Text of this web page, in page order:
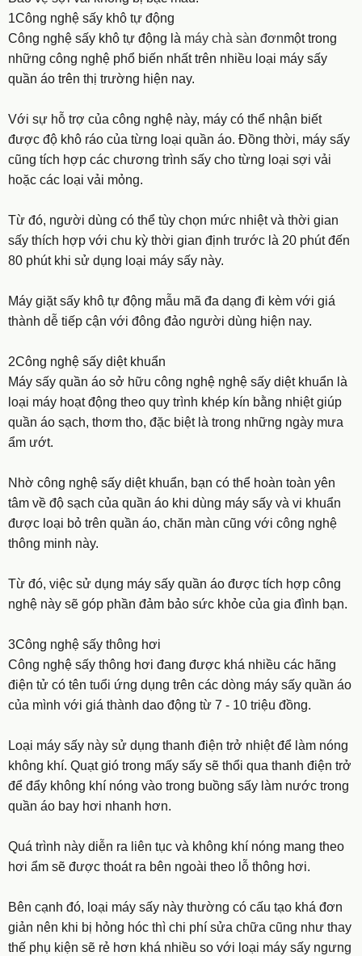
1Công nghệ sấy khô tự động
Công nghệ sấy khô tự động là máy chà sàn đơnmột trong
những công nghệ phổ biến nhất trên nhiều loại máy sấy
quần áo trên thị trường hiện nay.
Với sự hỗ trợ của công nghệ này, máy có thể nhận biết
được độ khô ráo của từng loại quần áo. Đồng thời, máy sấy
cũng tích hợp các chương trình sấy cho từng loại sợi vải
hoặc các loại vải mỏng.
Từ đó, người dùng có thể tùy chọn mức nhiệt và thời gian
sấy thích hợp với chu kỳ thời gian định trước là 20 phút đến
80 phút khi sử dụng loại máy sấy này.
Máy giặt sấy khô tự động mẫu mã đa dạng đi kèm với giá
thành dễ tiếp cận với đông đảo người dùng hiện nay.
2Công nghệ sấy diệt khuẩn
Máy sấy quần áo sở hữu công nghệ nghệ sấy diệt khuẩn là
loại máy hoạt động theo quy trình khép kín bằng nhiệt giúp
quần áo sạch, thơm tho, đặc biệt là trong những ngày mưa
ẩm ướt.
Nhờ công nghệ sấy diệt khuẩn, bạn có thể hoàn toàn yên
tâm về độ sạch của quần áo khi dùng máy sấy và vi khuẩn
được loại bỏ trên quần áo, chăn màn cũng với công nghệ
thông minh này.
Từ đó, việc sử dụng máy sấy quần áo được tích hợp công
nghệ này sẽ góp phần đảm bảo sức khỏe của gia đình bạn.
3Công nghệ sấy thông hơi
Công nghệ sấy thông hơi đang được khá nhiều các hãng
điện tử có tên tuổi ứng dụng trên các dòng máy sấy quần áo
của mình với giá thành dao động từ 7 - 10 triệu đồng.
Loại máy sấy này sử dụng thanh điện trở nhiệt để làm nóng
không khí. Quạt gió trong mấy sấy sẽ thổi qua thanh điện trở
để đẩy không khí nóng vào trong buồng sấy làm nước trong
quần áo bay hơi nhanh hơn.
Quá trình này diễn ra liên tục và không khí nóng mang theo
hơi ẩm sẽ được thoát ra bên ngoài theo lỗ thông hơi.
Bên cạnh đó, loại máy sấy này thường có cấu tạo khá đơn
giản nên khi bị hỏng hóc thì chi phí sửa chữa cũng như thay
thế phụ kiện sẽ rẻ hơn khá nhiều so với loại máy sấy ngưng